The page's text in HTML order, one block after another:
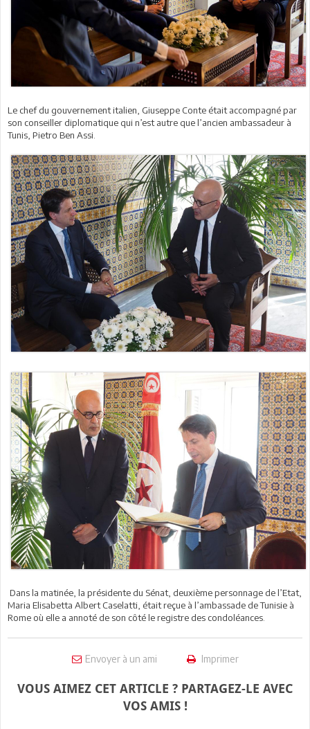
Le chef du gouvernement italien, Giuseppe Conte était accompagné par
son conseiller diplomatique qui n’est autre que l’ancien ambassadeur à
Tunis, Pietro Ben Assi.
Dans la matinée, la présidente du Sénat, deuxième personnage de l’Etat,
Maria Elisabetta Albert Caselatti, était reçue à l’ambassade de Tunisie à
Rome où elle a annoté de son côté le registre des condoléances.
Envoyer à un ami Imprimer
VOUS AIMEZ CET ARTICLE ? PARTAGEZ-LE AVEC
VOS AMIS !